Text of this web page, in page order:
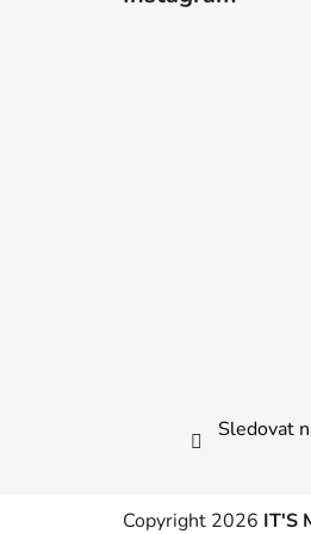
Sledovat
Copyright 2026 IT'S